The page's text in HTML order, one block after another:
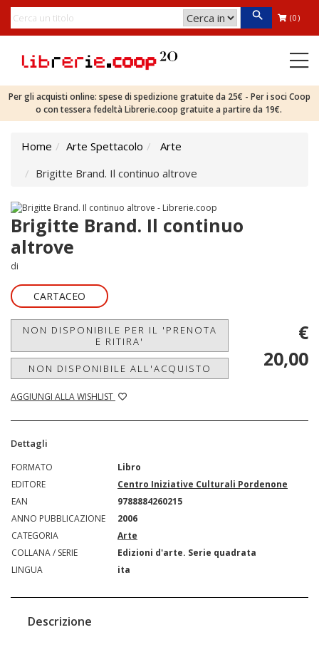
(0)
Per gli acquisti online: spese di spedizione gratuite da 25€ - Per i soci Coop
o con tessera fedeltà Librerie.coop gratuite a partire da 19€.
Home Arte Spettacolo
Arte
Brigitte Brand. Il continuo altrove
Brigitte Brand. Il continuo
altrove
di
CARTACEO
NON DISPONIBILE PER IL 'PRENOTA
E RITIRA'
NON DISPONIBILE ALL'ACQUISTO
AGGIUNGI ALLA WISHLIST
€
20,00
Dettagli
FORMATO
Libro
EDITORE
Centro Iniziative Culturali Pordenone
EAN
9788884260215
ANNO PUBBLICAZIONE
2006
CATEGORIA
Arte
COLLANA / SERIE
Edizioni d'arte. Serie quadrata
LINGUA
ita
Descrizione